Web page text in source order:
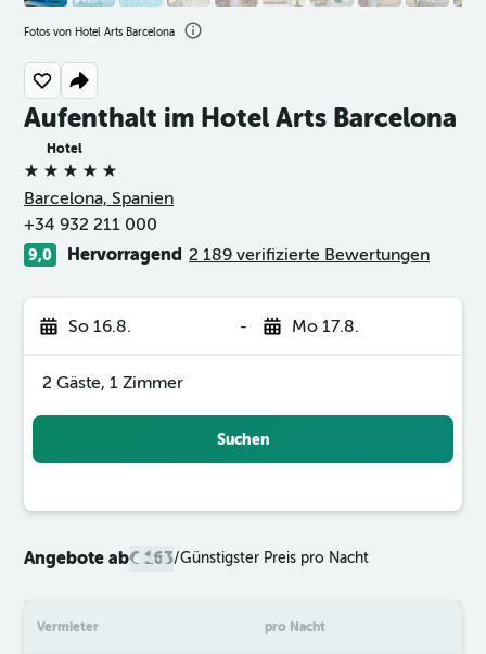
Aufenthalt im Hotel Arts Barcelona
Hotel
5 Sterne
Barcelona, Spanien
+34 932 211 000
9,0 Hervorragend 2 189 verifizierte Bewertungen
So 16.8. - Mo 17.8.
2 Gäste, 1 Zimmer
Suchen
Angebote ab€ 163/Günstigster Preis pro Nacht
Vermieter pro Nacht
Fotos von Hotel Arts Barcelona